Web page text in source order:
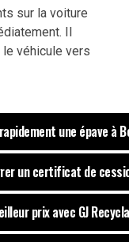
sur la voiture
Il
véhicule vers
une épave à
un certificat de
prix avec GJ